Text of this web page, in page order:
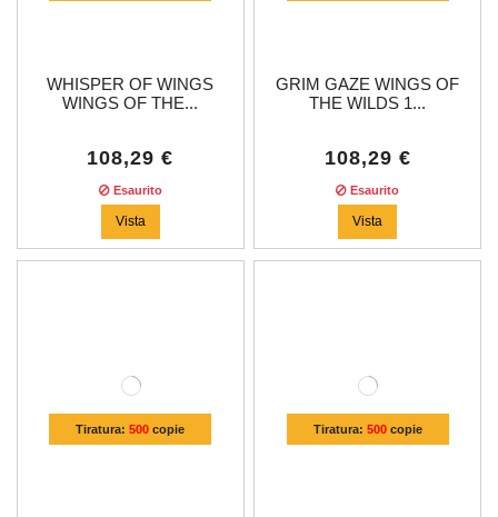
WHISPER OF WINGS
WINGS OF THE...
108,29 €
Esaurito
Vista
GRIM GAZE WINGS OF
THE WILDS 1...
108,29 €
Esaurito
Vista
Tiratura:500 copie Tiratura: 500copie